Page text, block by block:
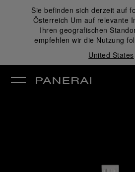
Sie befinden sich derzeit auf
Österreich Um auf relevante
Ihren geografischen
empfehlen wir die Nutzung
United States